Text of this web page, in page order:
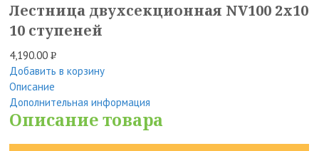
Лестница двухсекционная NV100 2х10
10 ступеней
4,190.00Р
УБ.
Добавить в корзину
Описание
Дополнительная информация
Описание товара